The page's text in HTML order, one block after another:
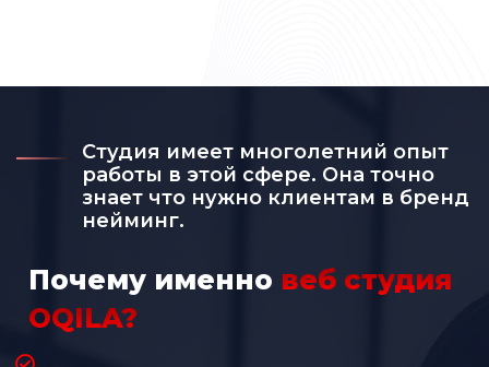
Студия имеет многолетний опыт
работы в этой сфере. Она точно
знает что нужно клиентам в бренд
нейминг.
Почему именно веб студия
OQILA?